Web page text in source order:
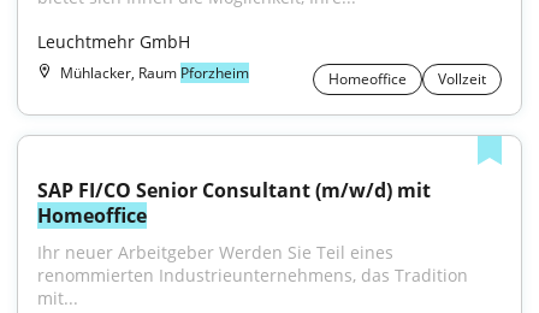
Leuchtmehr GmbH
Mühlacker, Raum Pforzheim Homeoffice Vollzeit
Homeoffice
Ihr neuer Arbeitgeber Werden Sie Teil eines
renommierten Industrieunternehmens, das Tradition
mit...